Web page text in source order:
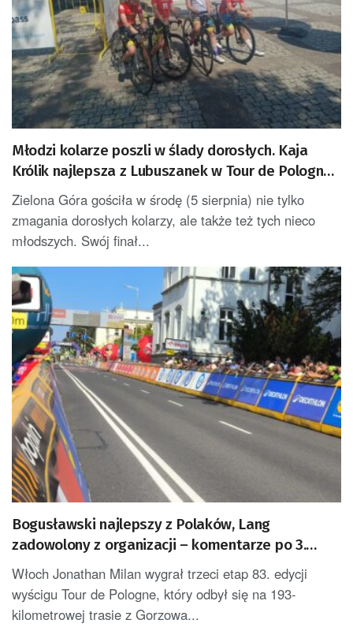
Młodzi kolarze poszli w ślady dorosłych. Kaja
Królik najlepsza z Lubuszanek w Tour de Pologne
Junior
Zielona Góra gościła w środę (5 sierpnia) nie tylko
zmagania dorosłych kolarzy, ale także też tych nieco
młodszych. Swój finał...
Bogusławski najlepszy z Polaków, Lang
zadowolony z organizacji – komentarze po 3.
etapie Tour de Pologne
Włoch Jonathan Milan wygrał trzeci etap 83. edycji
wyścigu Tour de Pologne, który odbył się na 193-
kilometrowej trasie z Gorzowa...